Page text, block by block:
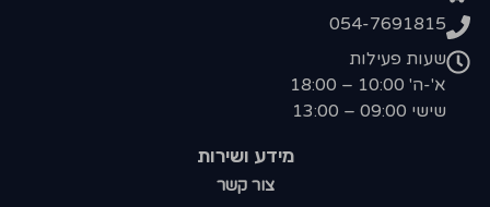
מידע ושירות
צור קשר
054-7691815
שעות פעילות
א'-ה' 10:00 – 18:00
שישי 09:00 – 13:00